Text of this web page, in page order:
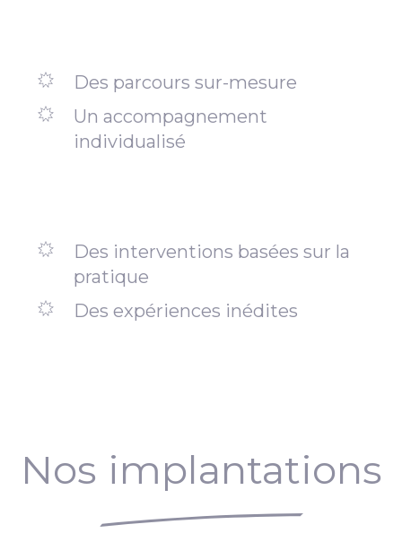
Des parcours sur-mesure
Un accompagnement
individualisé
Des interventions basées sur la
pratique
Des expériences inédites
Nos implantations